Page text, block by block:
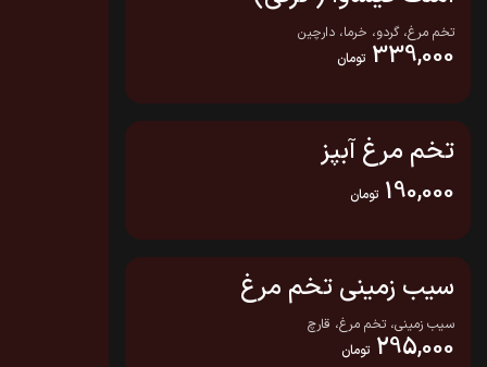
تخم مرغ، گردو، خرما، دارچین
339,000 تومان
تخم مرغ آبپز
190,000 تومان
سیب زمینی تخم مرغ
سیب زمینی، تخم مرغ، قارچ
295,000 تومان